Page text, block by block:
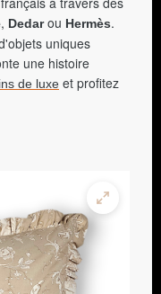
, Dedarou Hermès.
uniques
une histoire
de luxe et profitez